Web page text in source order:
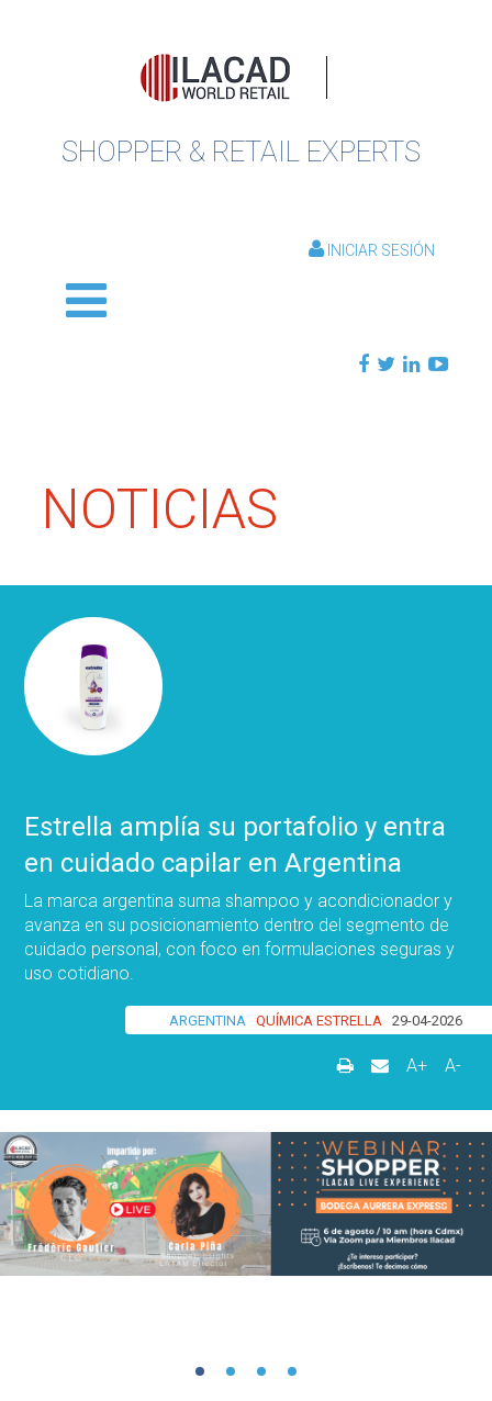
SHOPPER & RETAIL EXPERTS
INICIAR SESIÓN
NOTICIAS
Estrella amplía su portafolio y entra
en cuidado capilar en Argentina
La marca argentina suma shampoo y acondicionador y
avanza en su posicionamiento dentro del segmento de
cuidado personal, con foco en formulaciones seguras y
uso cotidiano.
ARGENTINA QUÍMICA ESTRELLA 29-04-2026
A+ A-